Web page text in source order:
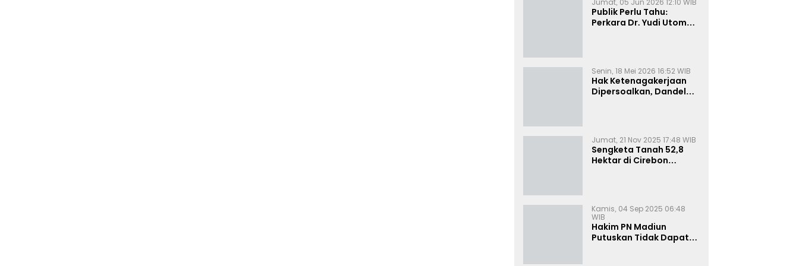
Jumat, 05 Jun 2026 12:10 WIB
Publik Perlu Tahu:
Perkara Dr. Yudi Utomo
Resmi
Senin, 18 Mei 2026 16:52 WIB
Hak Ketenagakerjaan
Dipersoalkan, Dandel
Jumat, 21 Nov 2025 17:48 WIB
Sengketa Tanah 52,8
Hektar di Cirebon
Kamis, 04 Sep 2025 06:48
WIB
Hakim PN Madiun
Putuskan Tidak Dapat